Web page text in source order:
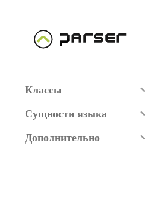
Классы
Сущности языка
Дополнительно